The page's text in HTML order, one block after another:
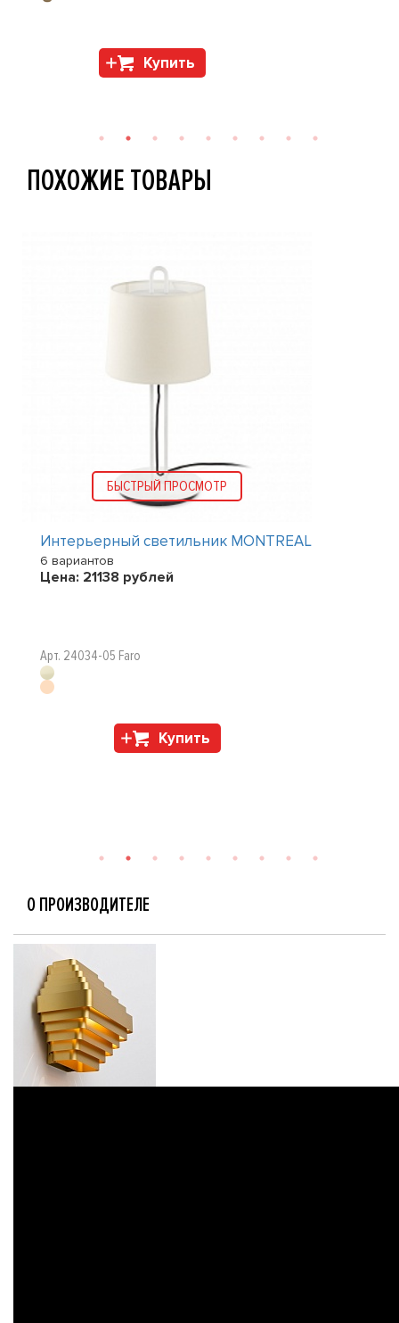
Купить
ПОХОЖИЕ ТОВАРЫ
БЫСТРЫЙ ПРОСМОТР
Интерьерный светильник MONTREAL
6 вариантов
Цена: 21138 рублей
Арт. 24034-05 Faro
Купить
О ПРОИЗВОДИТЕЛЕ